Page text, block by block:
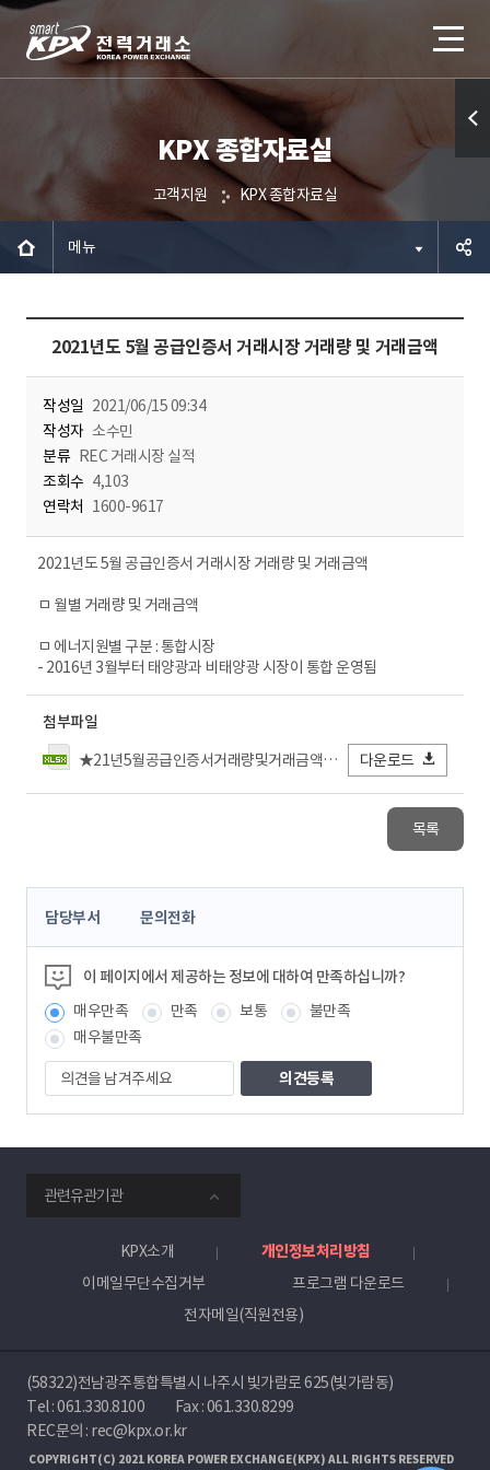
KPX 종합자료실
고객지원 KPX 종합자료실
메뉴
2021년도 5월 공급인증서 거래시장 거래량 및 거래금액
작성일 2021/06/15 09:34
작성자 소수민
분류 REC 거래시장 실적
조회수 4,103
연락처 1600-9617
2021년도 5월 공급인증서 거래시장 거래량 및 거래금액
ㅁ 월별 거래량 및 거래금액
ㅁ 에너지원별 구분 : 통합시장
- 2016년 3월부터 태양광과 비태양광 시장이 통합 운영됨
첨부파일
★21년5월공급인증서거래량및거래금액_전력거래소FIN.xlsx
다운로드
목록
콘
츠
정
보
책
임
자
담당부서 문의전화
이 페이지에서 제공하는 정보에 대하여 만족하십니까?
매우만족
만족 보통
불만족
매우불만족
의
견
을
겨
주
세
요
관련유관기관
KPX소개
개인정보처리방침
이메일무단수집거부
프로그램 다운로드
전자메일(직원전용)
(58322)전남광주통합특별시 나주시 빛가람로 625(빛가람동)
Tel :061.330.8100
Fax : 061.330.8299
REC문의 : rec@kpx.or.kr
COPYRIGHT(C) 2021 KOREA POWER EXCHANGE(KPX) ALL RIGHTS RESERVED